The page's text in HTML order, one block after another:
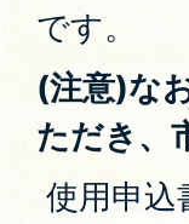
です。
(注意)な
ただき、
使用申込